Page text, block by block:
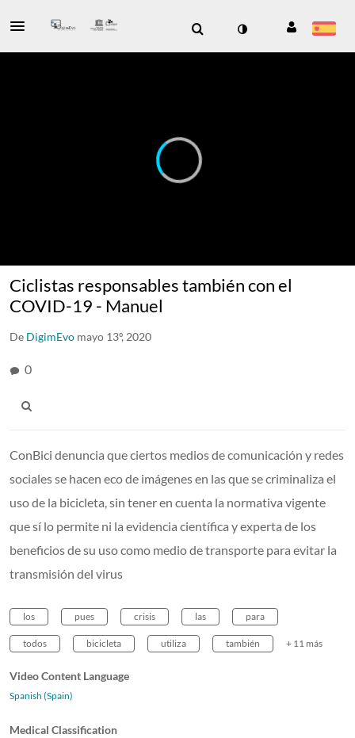
Ciclistas responsables también con el
COVID-19 - Manuel
De DigimEvo mayo 13º, 2020
0
ConBici denuncia que ciertos medios de comunicación y redes
sociales se hacen eco de imágenes en las que se criminaliza el
uso de la bicicleta, sin tener en cuenta la normativa vigente
que sí lo permite ni la evidencia científica y experta de los
beneficios de su uso como medio de transporte para evitar la
transmisión del virus
los pues crisis las para
todos bicicleta utiliza también + 11 más
Video Content Language
Spanish (Spain)
Medical Classification